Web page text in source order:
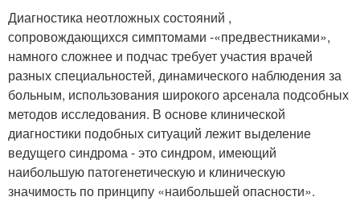
Диагностика неотложных состояний ,
сопровождающихся симптомами -«предвестниками»,
намного сложнее и подчас требует участия врачей
разных специальностей, динамического наблюдения за
больным, использования широкого арсенала подсобных
методов исследования. В основе клинической
диагностики подобных ситуаций лежит выделение
ведущего синдрома - это синдром, имеющий
наибольшую патогенетическую и клиническую
значимость по принципу «наибольшей опасности».